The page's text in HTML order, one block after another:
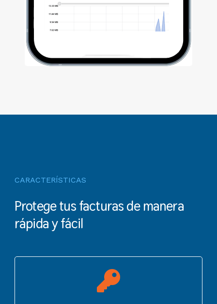
CARACTERÍSTICAS
Protege tus facturas de manera
rápida y fácil